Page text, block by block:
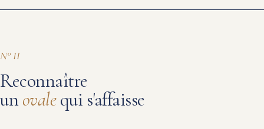
N° II
Reconnaître
unovalequi s'affaisse